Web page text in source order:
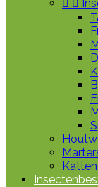
 